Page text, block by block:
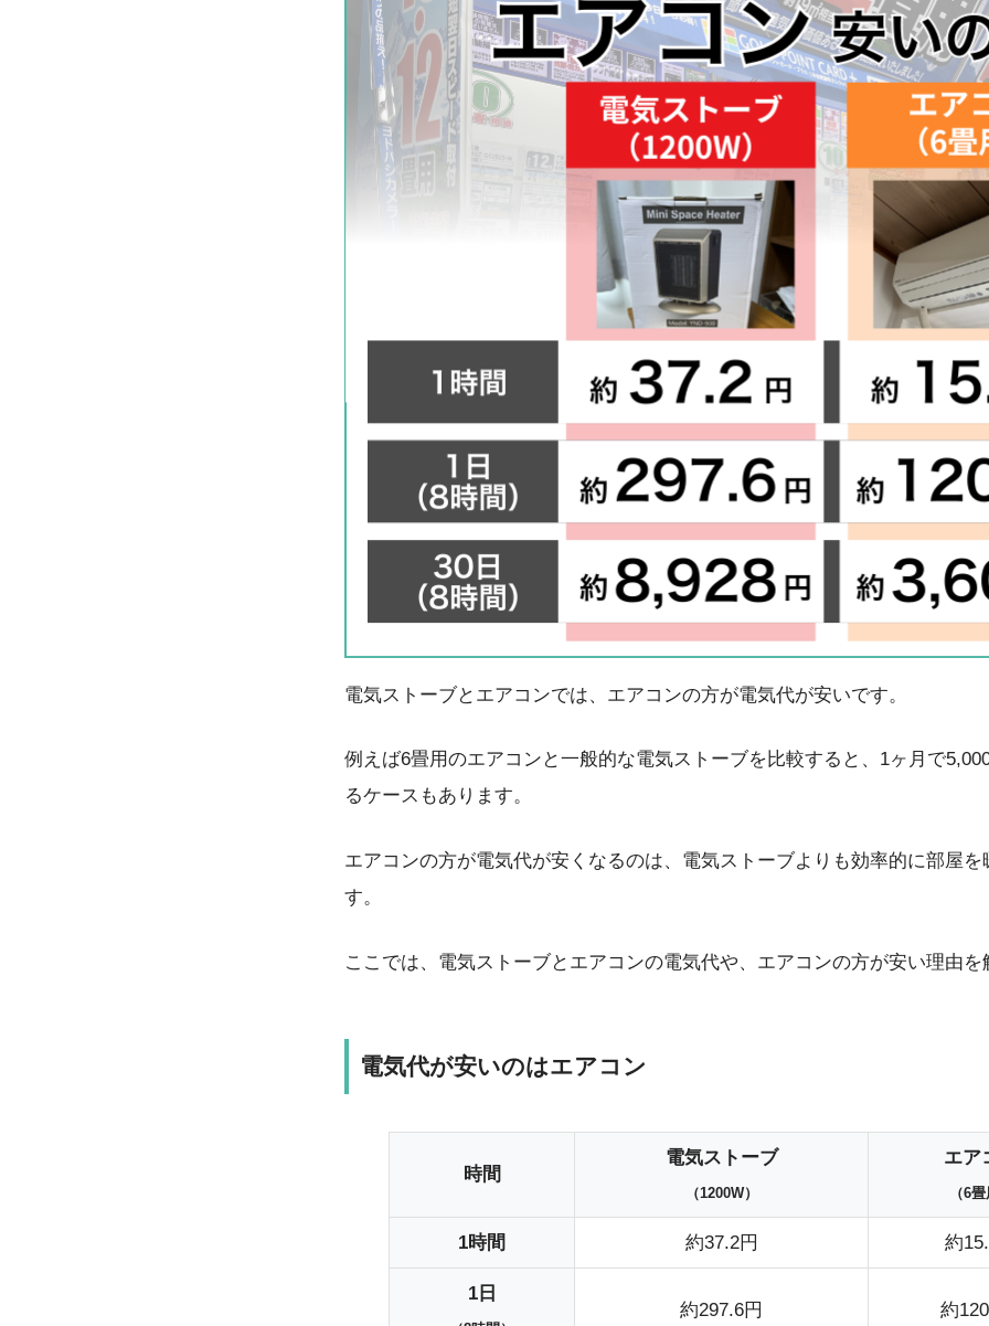
電気ストーブとエアコンでは、エアコンの方が電気代が安いです。
例えば6畳用のエアコンと一般的な電気ストーブを比較すると、1ヶ月で
るケースもあります。
エアコンの方が電気代が安くなるのは、電気ストーブよりも効率的に部屋
す。
ここでは、電気ストーブとエアコンの電気代や、エアコンの方が安い理由を
電気代が安いのはエアコン
時間
電気ストーブ
（1200W）
エア
（6
1時間 約37.2円 約
1日
約297.6円 約